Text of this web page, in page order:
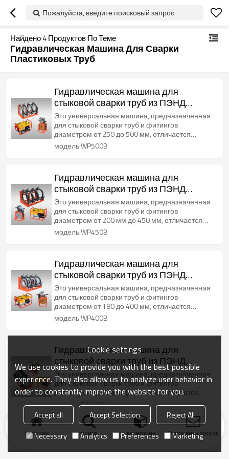
Пожалуйста, введите поисковый запрос
Найдено4Продуктов По Теме
Гидравлическая Машина Для Сварки
Пластиковых Труб
Гидравлическая машина для
стыковой сварки труб из ПЭНД
диаметром от 250 до 500 мм
Это универсальная машина, предназначенная
для стыковой сварки труб и фитингов
диаметром от 250 до 500 мм, отличается
долговечностью и надежностью.
модель:WP500B
Гидравлическая машина для
стыковой сварки труб из ПЭНД
диаметром от 200 до 450 мм
Это универсальная машина, предназначенная
для стыковой сварки труб и фитингов
диаметром от 200 мм до 450 мм, отличается
долговечностью и надежностью.
модель:WP450B
Гидравлическая машина для
стыковой сварки труб из ПЭНД
диаметром от 180 до 400 мм
Это универсальная машина, предназначенная
для стыковой сварки труб и фитингов
диаметром от 180 до 400 мм, отличается
долговечностью и надежностью.
модель:WP400B
Гидравлическая машина для
стыковой сварки труб из ПЭНД
диаметром от 63 до 250 мм
Это универсальная машина, предназначенная
для стыковой сварки труб и фитингов
диаметром от 90 мм до 250 мм, отличается
долговечностью и надежностью.
модель:WP250B
Главная поиск категория Отправить запрос
Cookie settings
We use cookies to provide you with the best possible
experience. They also allow us to analyze user behavior in
order to constantly improve the website for you.
Accept all Accept Selection
Reject All
Necessary
Analytics Preferences Marketing